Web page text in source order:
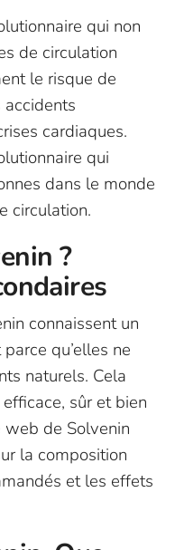
qui non
de circulation
le risque de
cardiaques.
qui
dans le monde
circulation.
?
connaissent un
qu’elles ne
naturels. Cela
sûr et bien
web de Solvenin
la composition
et les effets